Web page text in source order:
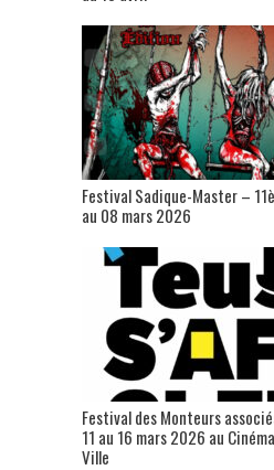
Festival Sadique-Master –
au 08 mars 2026
Festival des Monteurs
11 au 16 mars 2026 au
Ville